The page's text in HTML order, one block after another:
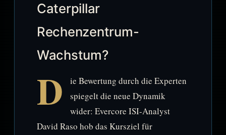
Caterpillar
Rechenzentrum-
Wachstum?
D
ie Bewertung durch die Experten
spiegelt die neue Dynamik
wider: Evercore ISI-Analyst
David Raso hob das Kursziel für